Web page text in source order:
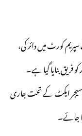
کورٹ میں دائر کی،
بنایا گیا ہے۔
ایکٹ کے تحت جاری
جائے۔